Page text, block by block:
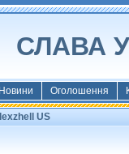
СЛАВА
Новини Оголошення
US